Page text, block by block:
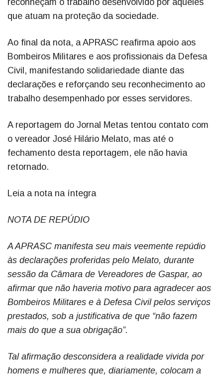
que atuam na proteção da sociedade.
Ao final da nota, a APRASC reafirma apoio aos
Bombeiros Militares e aos profissionais da Defesa
Civil, manifestando solidariedade diante das
declarações e reforçando seu reconhecimento ao
trabalho desempenhado por esses servidores.
A reportagem do Jornal Metas tentou contato com
o vereador José Hilário Melato, mas até o
fechamento desta reportagem, ele não havia
retornado.
Leia a nota na íntegra
NOTA DE REPÚDIO
A APRASC manifesta seu mais veemente repúdio
às declarações proferidas pelo Melato, durante
sessão da Câmara de Vereadores de Gaspar, ao
afirmar que não haveria motivo para agradecer aos
Bombeiros Militares e à Defesa Civil pelos serviços
prestados, sob a justificativa de que “não fazem
mais do que a sua obrigação”.
Tal afirmação desconsidera a realidade vivida por
homens e mulheres que, diariamente, colocam a